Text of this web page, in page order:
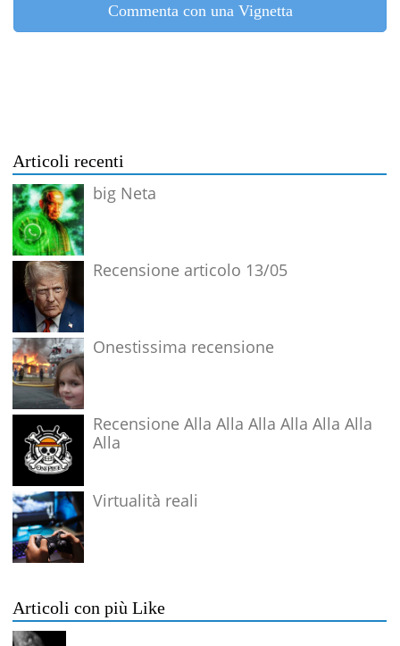
Commenta con una Vignetta
Articoli recenti
big Neta
Recensione articolo 13/05
Onestissima recensione
Recensione Alla Alla Alla Alla Alla Alla
Alla
Virtualità reali
Articoli con più Like